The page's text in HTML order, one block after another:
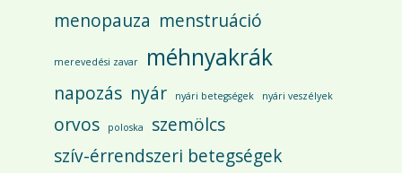
menopauza menstruáció
merevedési zavar méhnyakrák
napozás nyár nyári betegségek nyári veszélyek
orvos poloska
szemölcs
szív-érrendszeri betegségek